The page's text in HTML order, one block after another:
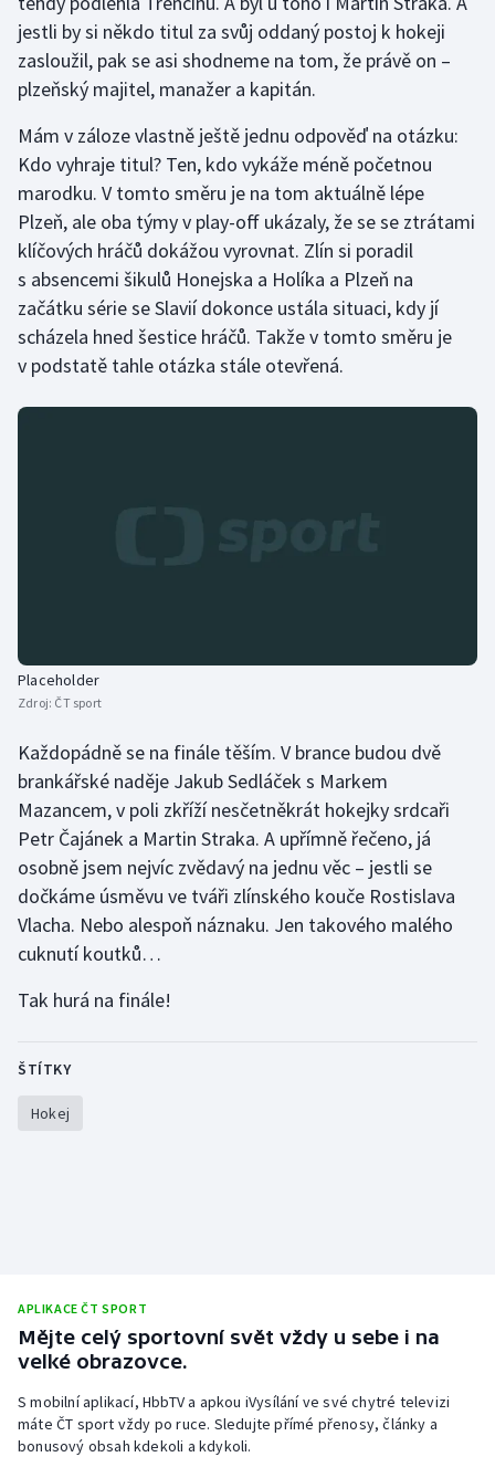
Stolní tenis
Triatlon
Veslování
Vodní slalom
Volejbal
Ostatní
jestli by si někdo titul za svůj oddaný postoj k hokeji
zasloužil, pak se asi shodneme na tom, že právě on –
plzeňský majitel, manažer a kapitán.
Mám v záloze vlastně ještě jednu odpověď na otázku:
Kdo vyhraje titul? Ten, kdo vykáže méně početnou
marodku. V tomto směru je na tom aktuálně lépe
Plzeň, ale oba týmy v play-off ukázaly, že se se ztrátami
klíčových hráčů dokážou vyrovnat. Zlín si poradil
s absencemi šikulů Honejska a Holíka a Plzeň na
začátku série se Slavií dokonce ustála situaci, kdy jí
scházela hned šestice hráčů. Takže v tomto směru je
v podstatě tahle otázka stále otevřená.
Placeholder
Zdroj: ČT sport
Každopádně se na finále těším. V brance budou dvě
brankářské naděje Jakub Sedláček s Markem
Mazancem, v poli zkříží nesčetněkrát hokejky srdcaři
Petr Čajánek a Martin Straka. A upřímně řečeno, já
osobně jsem nejvíc zvědavý na jednu věc – jestli se
dočkáme úsměvu ve tváři zlínského kouče Rostislava
Vlacha. Nebo alespoň náznaku. Jen takového malého
cuknutí koutků…
Tak hurá na finále!
ŠTÍTKY
Hokej
APLIKACE ČT SPORT
Mějte celý sportovní svět vždy u sebe i na
velké obrazovce.
S mobilní aplikací, HbbTV a apkou iVysílání ve své chytré televizi
máte ČT sport vždy po ruce. Sledujte přímé přenosy, články a
bonusový obsah kdekoli a kdykoli.